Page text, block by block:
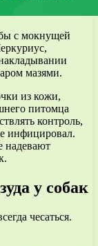
с мокнущей
мазями.
из кожи,
питомца
контроль,
инфицировал.
надевают
у собак
чесаться.